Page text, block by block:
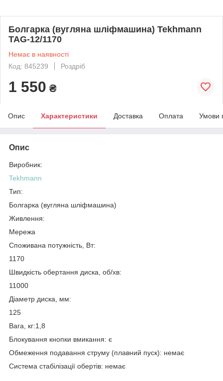
Болгарка (вугляна шліфмашина) Tekhmann
TAG-12/1170
Немає в наявності
Код: 845239
Роздріб
1 550 ₴
Опис Характеристики Доставка Оплата Умови
Опис
Виробник:
Tekhmann
Тип:
Болгарка (вугляна шліфмашина)
Живлення:
Мережа
Споживана потужність, Вт:
1170
Швидкість обертання диска, об/хв:
11000
Діаметр диска, мм:
125
Вага, кг:1,8
Блокування кнопки вмикання: є
Обмеження подавання струму (плавний пуск): немає
Система стабілізації обертів: немає